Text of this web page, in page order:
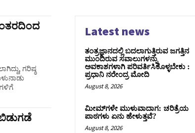
Latest news
ತಂತ್ರಜ್ಞಾನದಲ್ಲಿ ಬದಲಾಗುತ್ತಿರುವ ಜಗತ್ತಿನ
ಮುಂದಿರುವ ಸವಾಲುಗಳನ್ನು
ಅವಕಾಶಗಳಾಗಿ ಪರಿವರ್ತಿಸಿಕೊಳ್ಳಬೇಕು :
ಪ್ರಧಾನಿ ನರೇಂದ್ರ ಮೋದಿ
August 8, 2026
ಮೀಮ್‌ಗಳೇ ಮುಳುವಾದಾಗ: ಚರಿತ್ರೆಯ
ಪಾಠಗಳು ಏನು ಹೇಳುತ್ತವೆ?
August 8, 2026